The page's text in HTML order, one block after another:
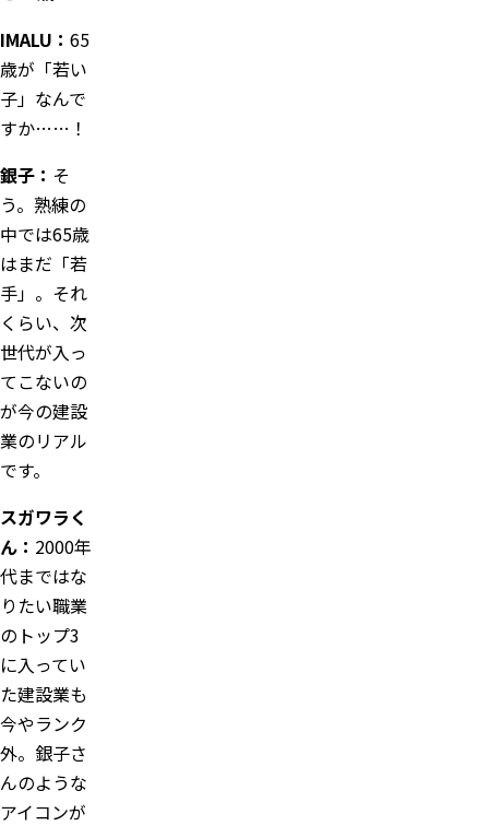
IMALU： 65
歳が「若い
子」なんで
すか……！
銀子： そ
う。熟練の
中では65歳
はまだ「若
手」。それ
くらい、次
世代が入っ
てこないの
が今の建設
業のリアル
です。
スガワラく
ん： 2000年
代まではな
りたい職業
のトップ3
に入ってい
た建設業も
今やランク
外。銀子さ
んのような
アイコンが